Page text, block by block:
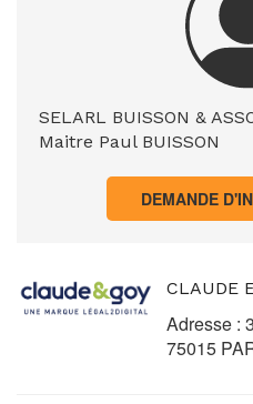
SELARL BUISSON &
Maitre Paul BUISSON
DEMANDE
CLAUDE
Adresse :
75015